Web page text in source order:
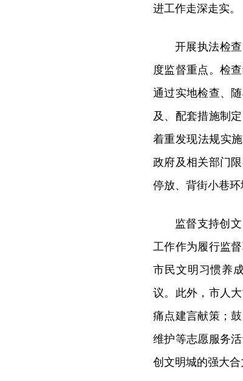
进工作走深走实。
开展执法检
度监督重点。检
通过实地检查、
及、配套措施制
着重发现法规实
政府及相关部门
停放、背街小巷环
监督支持创
工作作为履行监
市民文明习惯养
议。此外，市人
痛点建言献策；
维护等志愿服务
创文明城的强大合